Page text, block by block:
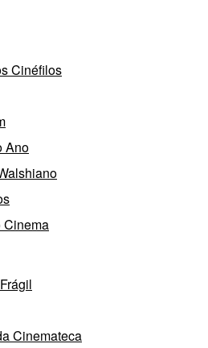
Cinéfilos
Ano
Cinema
Cinemateca